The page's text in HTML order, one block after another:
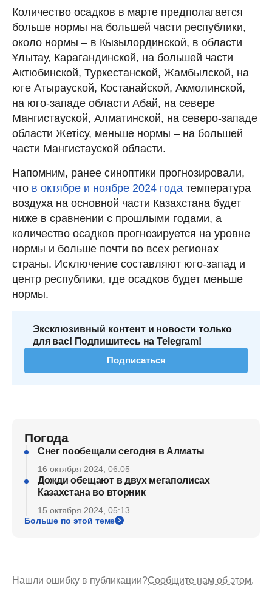
Количество осадков в марте предполагается
больше нормы на большей части республики,
около нормы – в Кызылординской, в области
Ұлытау, Карагандинской, на большей части
Актюбинской, Туркестанской, Жамбылской, на
юге Атырауской, Костанайской, Акмолинской,
на юго-западе области Абай, на севере
Мангистауской, Алматинской, на северо-западе
области Жетісу, меньше нормы – на большей
части Мангистауской области.
Напомним, ранее синоптики прогнозировали,
что в октябре и ноябре 2024 года температура
воздуха на основной части Казахстана будет
ниже в сравнении с прошлыми годами, а
количество осадков прогнозируется на уровне
нормы и больше почти во всех регионах
страны. Исключение составляют юго-запад и
центр республики, где осадков будет меньше
нормы.
Эксклюзивный контент и новости только
для вас! Подпишитесь на Telegram!
Подписаться
Погода
Снег пообещали сегодня в Алматы
16 октября 2024, 06:05
Дожди обещают в двух мегаполисах
Казахстана во вторник
15 октября 2024, 05:13
Больше по этой теме
Нашли ошибку в публикации?Сообщите нам об этом.